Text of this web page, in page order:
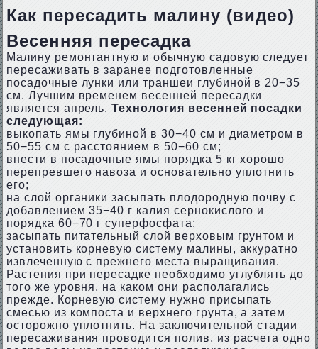
Как пересадить малину (видео)
Весенняя пересадка
Малину ремонтантную и обычную садовую следует
пересаживать в заранее подготовленные
посадочные лунки или траншеи глубиной в 20−35
см. Лучшим временем весенней пересадки
является апрель.Технология весенней посадки
следующая:
выкопать ямы глубиной в 30−40 см и диаметром в
50−55 см с расстоянием в 50−60 см;
внести в посадочные ямы порядка 5 кг хорошо
перепревшего навоза и основательно уплотнить
его;
на слой органики засыпать плодородную почву с
добавлением 35−40 г калия сернокислого и
порядка 60−70 г суперфосфата;
засыпать питательный слой верховым грунтом и
установить корневую систему малины, аккуратно
извлеченную с прежнего места выращивания.
Растения при пересадке необходимо углублять до
того же уровня, на каком они располагались
прежде. Корневую систему нужно присыпать
смесью из компоста и верхнего грунта, а затем
осторожно уплотнить. На заключительной стадии
пересаживания проводится полив, из расчета одно